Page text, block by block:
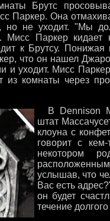
Брутс
Паркер. Она
но не уходит. "Мы
Мисс Паркер кидает
к Брутсу. Понижая
что он нашел
и уходит. Мисс
комнаты через
В Dennison
штат
клоуна с
говорит с
некотором
услышав, что
Вас есть
он будет
течение